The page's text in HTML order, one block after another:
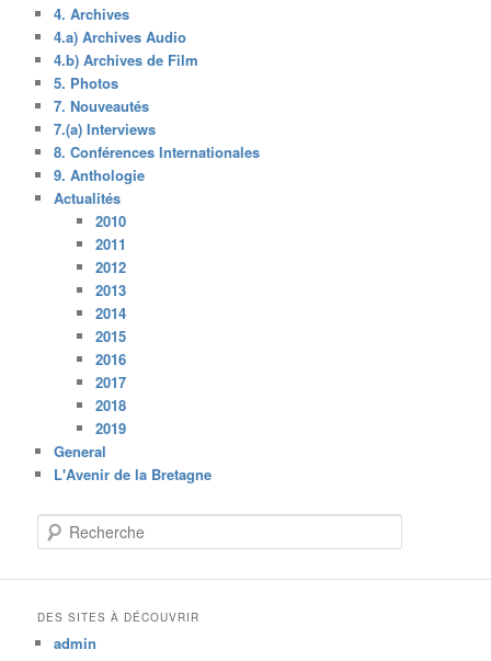
4. Archives
4.a) Archives Audio
4.b) Archives de Film
5. Photos
7. Nouveautés
7.(a) Interviews
8. Conférences Internationales
9. Anthologie
Actualités
2010
2011
2012
2013
2014
2015
2016
2017
2018
2019
General
L'Avenir de la Bretagne
e
c
DES SITES À DÉCOUVRIR
admin